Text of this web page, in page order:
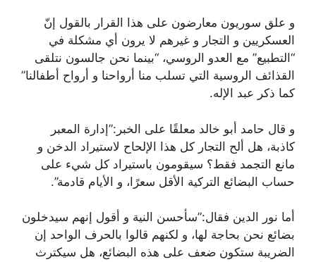
و علق سوريون معارضون على هذا القرار بالقول إنّ
العسكريين و التجار و غيرهم لا يرون أي مشكلة في
“التطبيع” مع العدو الروسي، “بينما نحن جالسون نتلقى
القذائف الروسية التي تسلب منا أرواحنا و أرواح أطفالنا”
كما ذكر عبد الإله.
و قال حامد أبو خالد معلقًا على الخبر:”إدارة المعبر
كاذبة، هل ألح التجار كل هذا الإلحاح لاستيراد الدخن و
مانع التجمد فقط؟ سيقومون باستيراد كل شيء على
حساب البضائع التركية الأقل سعرًا، و الأيام قادمة”.
أما نور الدين فقال:”سأحسن النية و أقول إنهم سيدخلون
بضائع نحن بحاجة لها، و لكنهم قالوا بالحرف الواحد إن
الضريبة ستكون ضعف على هذه البضائع، هل سيكترث